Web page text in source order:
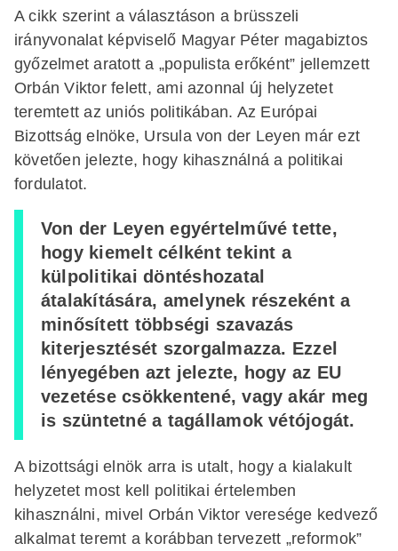
A cikk szerint a választáson a brüsszeli
irányvonalat képviselő Magyar Péter magabiztos
győzelmet aratott a „populista erőként” jellemzett
Orbán Viktor felett, ami azonnal új helyzetet
teremtett az uniós politikában. Az Európai
Bizottság elnöke, Ursula von der Leyen már ezt
követően jelezte, hogy kihasználná a politikai
fordulatot.
Von der Leyen egyértelművé tette,
hogy kiemelt célként tekint a
külpolitikai döntéshozatal
átalakítására, amelynek részeként a
minősített többségi szavazás
kiterjesztését szorgalmazza. Ezzel
lényegében azt jelezte, hogy az EU
vezetése csökkentené, vagy akár meg
is szüntetné a tagállamok vétójogát.
A bizottsági elnök arra is utalt, hogy a kialakult
helyzetet most kell politikai értelemben
kihasználni, mivel Orbán Viktor veresége kedvező
alkalmat teremt a korábban tervezett „reformok”